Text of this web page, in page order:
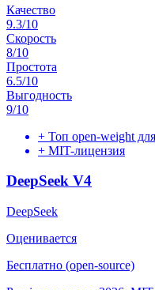
Качество
9.3/10
Скорость
8/10
Простота
6.5/10
Выгодность
9/10
+ Топ open-weight
+ MIT-лицензия
DeepSeek V4
DeepSeek
Оценивается
Бесплатно (open-source)